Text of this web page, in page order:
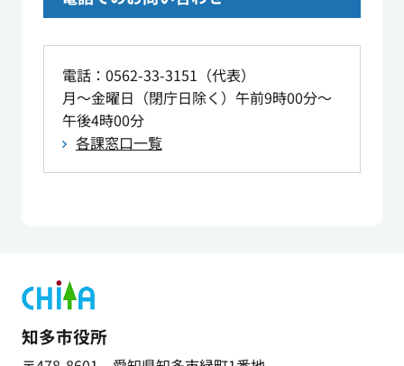
電話：0562-33-3151（代表）
月～金曜日（閉庁日除く）午前9時00分～
午後4時00分
各課窓口一覧
知多市役所